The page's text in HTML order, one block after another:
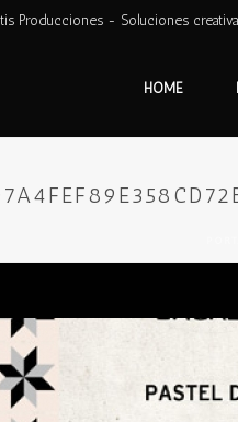
Producciones - Soluciones
HOME